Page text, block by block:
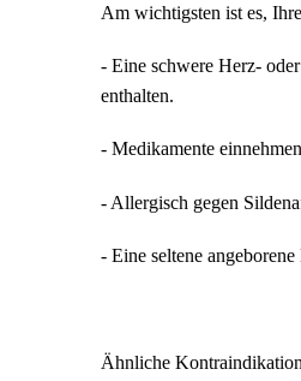
Am wichtigsten ist es,
- Eine schwere Herz-
enthalten.
- Medikamente
- Allergisch gegen
- Eine seltene
Ähnliche